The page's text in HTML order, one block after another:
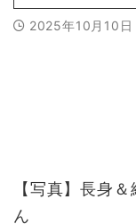
2025年10月10日
【写真】長身
ん